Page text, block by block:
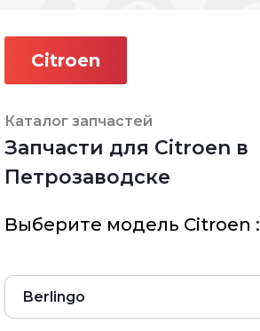
Citroen
Каталог запчастей
Запчасти для Citroen в
Петрозаводске
Выберите модель Citroen :
Berlingo